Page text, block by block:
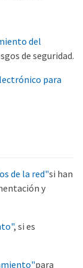
del
de seguridad.
para
de la red"si han
y
, si es
para